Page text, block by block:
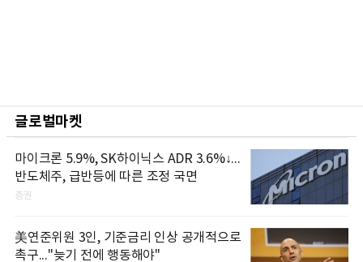
글로벌마켓
마이크론 5.9%, SK하이닉스 ADR 3.6%↓...
반도체주, 급반등에 따른 조정 국면
증권
美연준위원 3인, 기준금리 인상 공개적으로
촉구..."늦기 전에 행동해야"